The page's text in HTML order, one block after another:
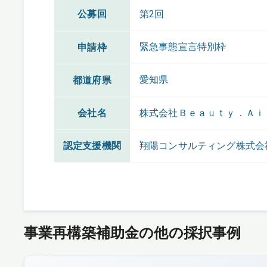
公募回 第2回
申請枠 緊急事態宣言特別枠
都道府県 愛知県
会社名 株式会社Ｂｅａｕｔｙ．Ａｉ
認定支援機関 翔陽コンサルティング株式会
事業再構築補助金の他の採択事例